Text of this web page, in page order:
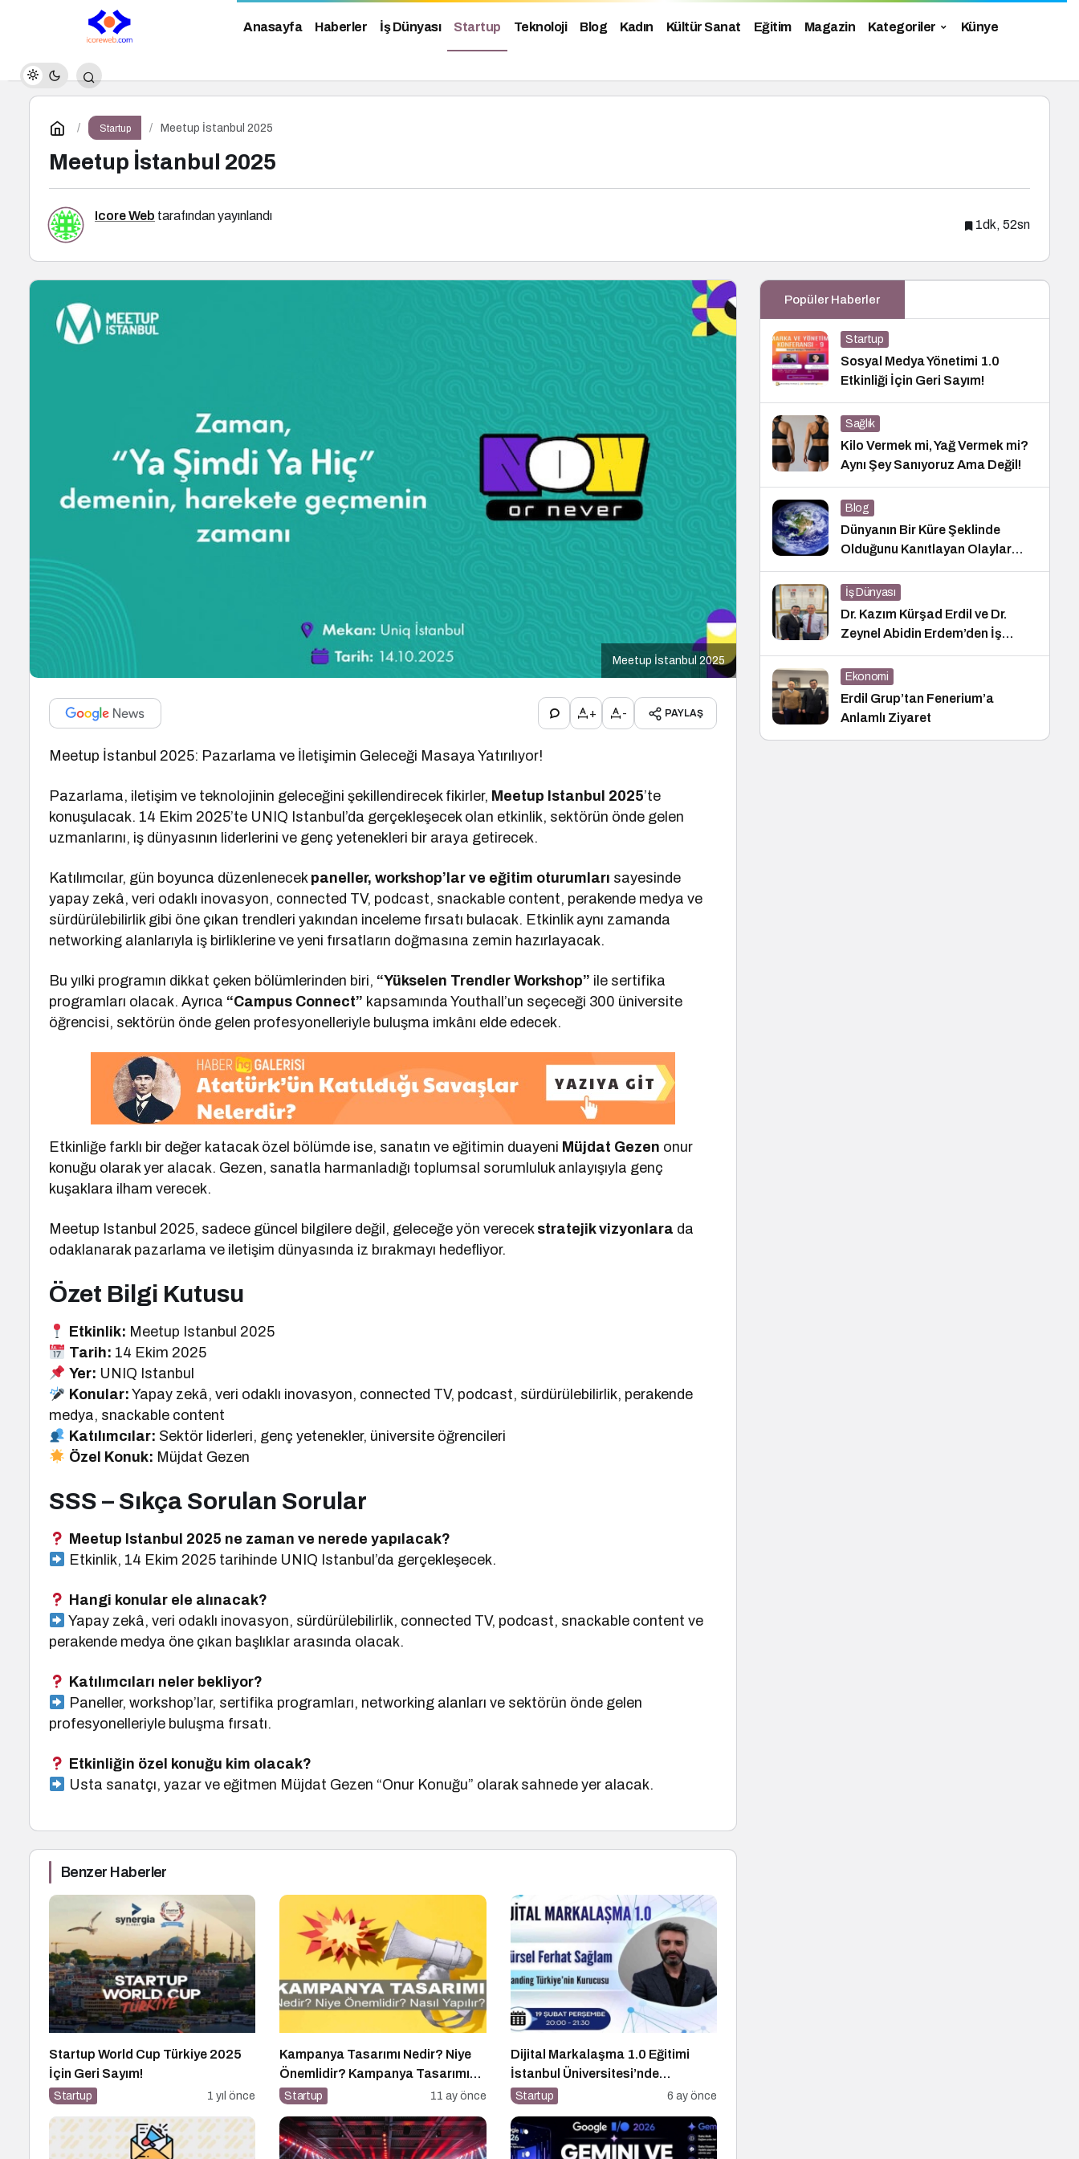
Anasayfa Haberler İş Dünyası Startup Teknoloji Blog Kadın Kültür Sanat Eğitim Magazin Kategoriler Künye
Startup Meetup İstanbul 2025
Meetup İstanbul 2025
Icore Web tarafından yayınlandı
1dk, 52sn
Meetup İstanbul 2025
+ - PAYLAŞ
Meetup İstanbul 2025: Pazarlama ve İletişimin Geleceği Masaya Yatırılıyor!
Pazarlama, iletişim ve teknolojinin geleceğini şekillendirecek fikirler, Meetup Istanbul 2025’te
konuşulacak. 14 Ekim 2025’te UNIQ Istanbul’da gerçekleşecek olan etkinlik, sektörün önde gelen
uzmanlarını, iş dünyasının liderlerini ve genç yetenekleri bir araya getirecek.
Katılımcılar, gün boyunca düzenlenecek paneller, workshop’lar ve eğitim oturumları sayesinde
yapay zekâ, veri odaklı inovasyon, connected TV, podcast, snackable content, perakende medya ve
sürdürülebilirlik gibi öne çıkan trendleri yakından inceleme fırsatı bulacak. Etkinlik aynı zamanda
networking alanlarıyla iş birliklerine ve yeni fırsatların doğmasına zemin hazırlayacak.
Bu yılki programın dikkat çeken bölümlerinden biri, “Yükselen Trendler Workshop” ile sertifika
programları olacak. Ayrıca “Campus Connect” kapsamında Youthall’un seçeceği 300 üniversite
öğrencisi, sektörün önde gelen profesyonelleriyle buluşma imkânı elde edecek.
Etkinliğe farklı bir değer katacak özel bölümde ise, sanatın ve eğitimin duayeni Müjdat Gezen onur
konuğu olarak yer alacak. Gezen, sanatla harmanladığı toplumsal sorumluluk anlayışıyla genç
kuşaklara ilham verecek.
Meetup Istanbul 2025, sadece güncel bilgilere değil, geleceğe yön verecek stratejik vizyonlara da
odaklanarak pazarlama ve iletişim dünyasında iz bırakmayı hedefliyor.
Özet Bilgi Kutusu
Etkinlik: Meetup Istanbul 2025
Tarih: 14 Ekim 2025
Yer: UNIQ Istanbul
Konular: Yapay zekâ, veri odaklı inovasyon, connected TV, podcast, sürdürülebilirlik, perakende
medya, snackable content
Katılımcılar: Sektör liderleri, genç yetenekler, üniversite öğrencileri
Özel Konuk: Müjdat Gezen
SSS – Sıkça Sorulan Sorular
Meetup Istanbul 2025 ne zaman ve nerede yapılacak?
Etkinlik, 14 Ekim 2025 tarihinde UNIQ Istanbul’da gerçekleşecek.
Hangi konular ele alınacak?
Yapay zekâ, veri odaklı inovasyon, sürdürülebilirlik, connected TV, podcast, snackable content ve
perakende medya öne çıkan başlıklar arasında olacak.
Katılımcıları neler bekliyor?
Paneller, workshop’lar, sertifika programları, networking alanları ve sektörün önde gelen
profesyonelleriyle buluşma fırsatı.
Etkinliğin özel konuğu kim olacak?
Usta sanatçı, yazar ve eğitmen Müjdat Gezen “Onur Konuğu” olarak sahnede yer alacak.
Benzer Haberler
Startup World Cup Türkiye 2025
İçin Geri Sayım!
Startup 1 yıl önce
Kampanya Tasarımı Nedir? Niye
Önemlidir? Kampanya Tasarımı
Nasıl Yapılır?
Startup 11 ay önce
Dijital Markalaşma 1.0 Eğitimi
İstanbul Üniversitesi’nde
Gerçekleşti!
Startup 6 ay önce
Popüler Haberler
Startup
Sosyal Medya Yönetimi 1.0
Etkinliği İçin Geri Sayım!
Sağlık
Kilo Vermek mi, Yağ Vermek mi?
Aynı Şey Sanıyoruz Ama Değil!
Blog
Dünyanın Bir Küre Şeklinde
Olduğunu Kanıtlayan Olaylar
Nedir?
İş Dünyası
Dr. Kazım Kürşad Erdil ve Dr.
Zeynel Abidin Erdem’den İş
Dünyası Buluşması
Ekonomi
Erdil Grup’tan Fenerium’a
Anlamlı Ziyaret